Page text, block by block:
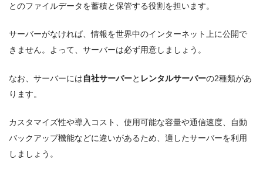
とのファイルデータを蓄積と保管する役割を担います。
サーバーがなければ、情報を世界中のインターネット上に公開で
きません。よって、サーバーは必ず用意しましょう。
なお、サーバーには自社サーバーと レンタルサーバーの2種類があ
ります。
カスタマイズ性や導入コスト、使用可能な容量や通信速度、自動
バックアップ機能などに違いがあるため、適したサーバーを利用
しましょう。